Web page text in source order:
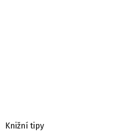
Knižní tipy